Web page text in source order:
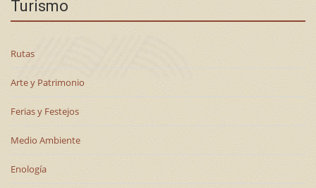
Turismo
Rutas
Arte y Patrimonio
Ferias y Festejos
Medio Ambiente
Enología